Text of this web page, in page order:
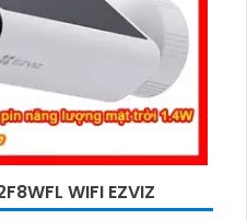
WIFI EZVIZ